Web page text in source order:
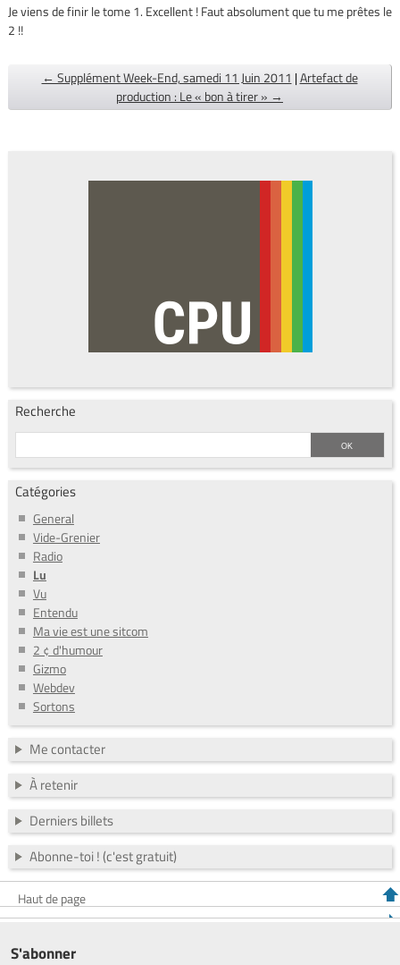
Je viens de finir le tome 1. Excellent ! Faut absolument que tu me prêtes le
2 !!
← Supplément Week-End, samedi 11 Juin 2011 |Artefact de
production : Le « bon à tirer » →
Recherche
Catégories
General
Vide-Grenier
Radio
Lu
Vu
Entendu
Ma vie est une sitcom
2 ¢ d'humour
Gizmo
Webdev
Sortons
Me contacter
À retenir
Derniers billets
Abonne-toi ! (c'est gratuit)
Haut de page
S'abonner